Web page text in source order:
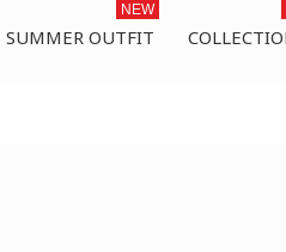
SUMMER OUTFIT
NEW